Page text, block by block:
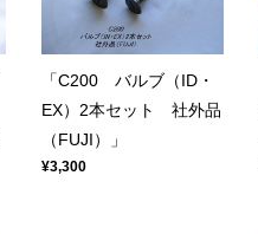
「C200 バルブ（ID・
EX）2本セット 社外品
（FUJI）」
¥3,300